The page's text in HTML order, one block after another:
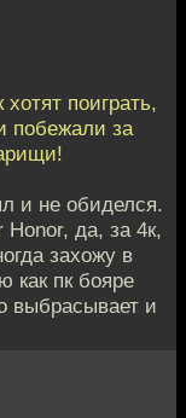
поиграть,
побежали за
и не обиделся.
да, за 4к,
захожу в
как пк бояре
выбрасывает и